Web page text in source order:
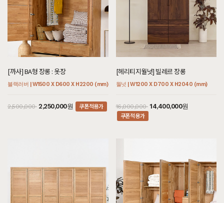
[까사] BA형 장롱 : 옷장
블랙러버 | W1500 X D600 X H2200 (mm)
2,500,000 2,250,000원 쿠폰적용가
[헤리티지월넛] 빌레르 장롱
월넛 | W1200 X D700 X H2040 (mm)
16,000,000 14,400,000원
쿠폰적용가